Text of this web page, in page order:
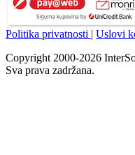
Politika privatnosti | Uslovi
Copyright 2000-2026
Sva prava zadržana.